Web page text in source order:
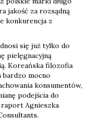
jakość za rozsądną
konkurencja z
się już tylko do
pielęgnacyjną
Koreańska filozofia
mocno
konsumentów,
podejścia do
Agnieszka